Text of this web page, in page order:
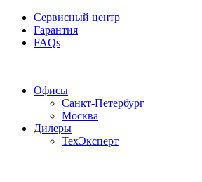
Сервисный центр
Гарантия
FAQs
Офисы
Санкт-Петербург
Москва
Дилеры
ТехЭксперт